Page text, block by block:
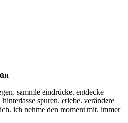
sammle eindrücke. entdecke
spuren. erlebe. verändere
ich nehme den moment mit. immer